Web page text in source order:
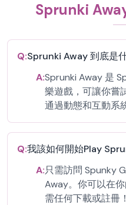
Sprunki
Q:Sprunki Away 到底是
A:Sprunki Away 是
樂遊戲，可讓你嘗
通過動態和互動系
Q:我該如何開始Play
A:只需訪問 Spunky
Away。你可以在
需任何下載或註冊！